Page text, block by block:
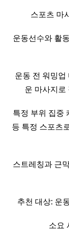
스포츠 마
운동선수와 활
운동 전 워밍
운 마사지로
특정 부위 집중
등 특정 스포츠
스트레칭과 근
추천 대상: 운
소요